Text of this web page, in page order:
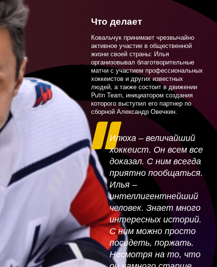
Баринов
Джикия
Проворов
Кузнецов
Тарасенко
Жирков
Шунин
Оздоев
Квят
Смольников
Дадонов
Сорокин
Что делает
Ковальчук принимает чрезвычайно
активное участие в общественной
жизни своей страны: Илья
организовывал благотворительные
матчи с участием профессиональных
хоккеистов и других известных
людей, а также состоит в движении
Putin Team, инициатором создания
которого выступил его партнер по
сборной Александр Овечкин.
Илюха – величайший
хоккеист. Он всем все
доказал. С ним всегда
приятно пообщаться.
Илья –
интеллигентнейший
человек. Знает много
интересных историй.
С ним можно просто
посидеть, поржать.
Несмотря на то, что